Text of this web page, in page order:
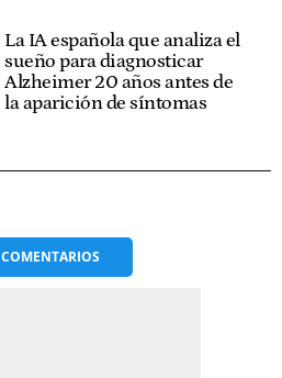
La IA española que analiza el
sueño para diagnosticar
Alzheimer 20 años antes de
la aparición de síntomas
COMENTARIOS